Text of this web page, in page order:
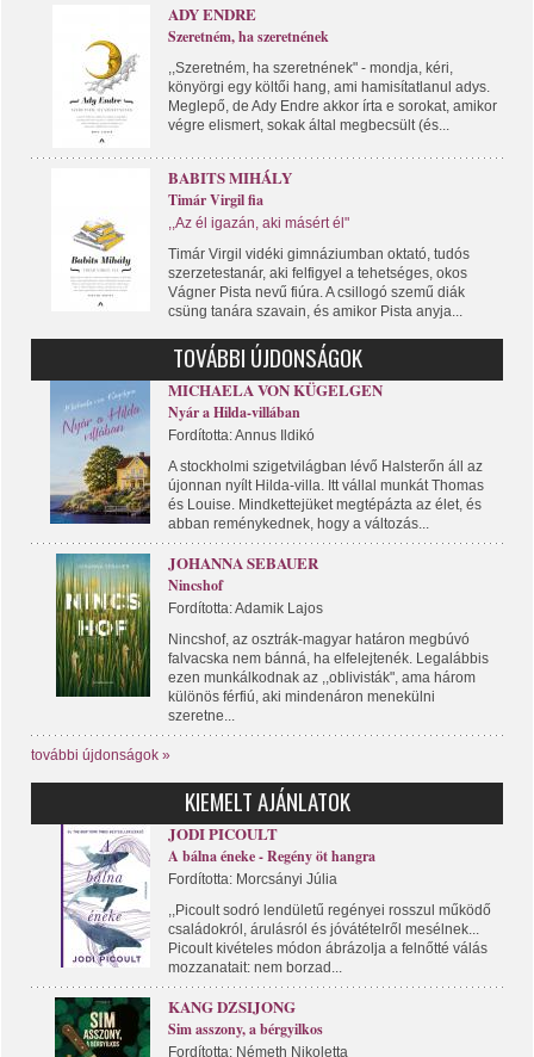
ADY ENDRE
Szeretném, ha szeretnének
,,Szeretném, ha szeretnének" - mondja, kéri,
könyörgi egy költői hang, ami hamisítatlanul adys.
Meglepő, de Ady Endre akkor írta e sorokat, amikor
végre elismert, sokak által megbecsült (és...
BABITS MIHÁLY
Timár Virgil fia
,,Az él igazán, aki másért él"
Timár Virgil vidéki gimnáziumban oktató, tudós
szerzetestanár, aki felfigyel a tehetséges, okos
Vágner Pista nevű fiúra. A csillogó szemű diák
csüng tanára szavain, és amikor Pista anyja...
TOVÁBBI ÚJDONSÁGOK
MICHAELA VON KÜGELGEN
Nyár a Hilda-villában
Fordította: Annus Ildikó
A stockholmi szigetvilágban lévő Halsterőn áll az
újonnan nyílt Hilda-villa. Itt vállal munkát Thomas
és Louise. Mindkettejüket megtépázta az élet, és
abban reménykednek, hogy a változás...
JOHANNA SEBAUER
Nincshof
Fordította: Adamik Lajos
Nincshof, az osztrák-magyar határon megbúvó
falvacska nem bánná, ha elfelejtenék. Legalábbis
ezen munkálkodnak az ,,oblivisták", ama három
különös férfiú, aki mindenáron menekülni
szeretne...
további újdonságok »
KIEMELT AJÁNLATOK
JODI PICOULT
A bálna éneke - Regény öt hangra
Fordította: Morcsányi Júlia
,,Picoult sodró lendületű regényei rosszul működő
családokról, árulásról és jóvátételről mesélnek...
Picoult kivételes módon ábrázolja a felnőtté válás
mozzanatait: nem borzad...
KANG DZSIJONG
Sim asszony, a bérgyilkos
Fordította: Németh Nikoletta